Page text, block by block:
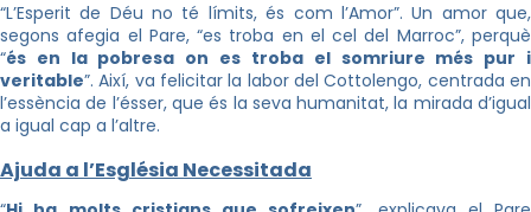
“L’Esperit de Déu no té límits, és com l’Amor”. Un amor que,
segons afegia el Pare, “es troba en el cel del Marroc”, perquè
“és en la pobresa on es troba el somriure més pur i
veritable”. Així, va felicitar la labor del Cottolengo, centrada en
l’essència de l’ésser, que és la seva humanitat, la mirada d’igual
a igual cap a l’altre.
Ajuda a l’Església Necessitada